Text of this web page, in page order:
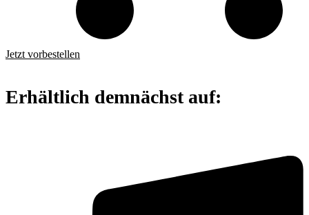
Jetzt vorbestellen
Erhältlich demnächst auf: